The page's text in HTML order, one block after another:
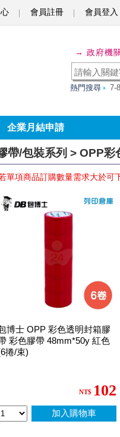
會員註冊 會員登入
→ 政府機
熱門搜尋 7-
企業月結申請
帶/包裝系列 > OPP彩
單項商品訂購數量需求大於可
博士 OPP 彩色透明封箱膠
彩色膠帶 48mm*50y 紅色
捲/束)
NT$ 102
加入購物車